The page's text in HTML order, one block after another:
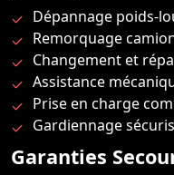
Dépannage poids-
Remorquage
Changement et
Assistance
Prise en charge
Gardiennage
Garanties